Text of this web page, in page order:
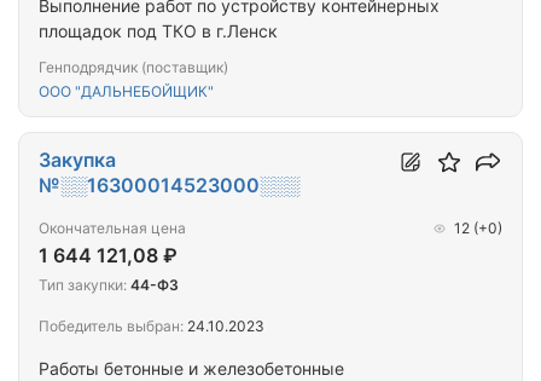
Выполнение работ по устройству контейнерных
площадок под ТКО в г.Ленск
Генподрядчик (поставщик)
ООО "ДАЛЬНЕБОЙЩИК"
Работы бетонные и железобетонные
Закупка
№░░16300014523000░░░
Окончательная цена
1 644 121,08 ₽
12 (+0)
Тип закупки: 44-ФЗ
Победитель выбран: 24.10.2023